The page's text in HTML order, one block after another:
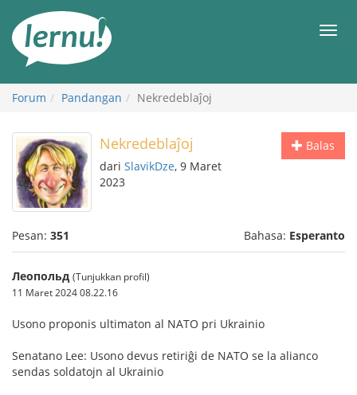
daftar
Forum Pandangan Nekredeblaĵoj
Balas
Nekredeblaĵoj
dari SlavikDze, 9 Maret
2023
Pesan: 351 Bahasa: Esperanto
Леопольд (Tunjukkan profil)
11 Maret 2024 08.22.16
Usono proponis ultimaton al NATO pri Ukrainio
Senatano Lee: Usono devus retiriĝi de NATO se la alianco
sendas soldatojn al Ukrainio